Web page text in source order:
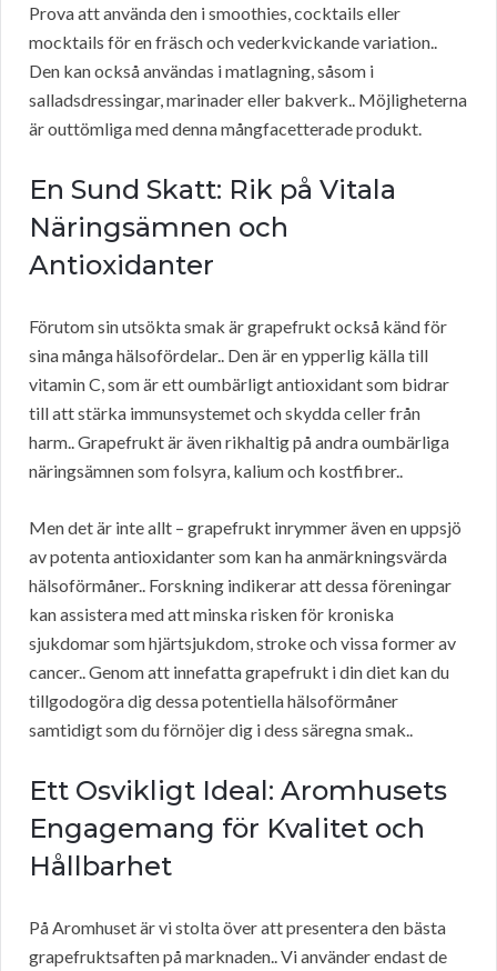
Prova att använda den i smoothies, cocktails eller
mocktails för en fräsch och vederkvickande variation..
Den kan också användas i matlagning, såsom i
salladsdressingar, marinader eller bakverk.. Möjligheterna
är outtömliga med denna mångfacetterade produkt.
En Sund Skatt: Rik på Vitala
Näringsämnen och
Antioxidanter
Förutom sin utsökta smak är grapefrukt också känd för
sina många hälsofördelar.. Den är en ypperlig källa till
vitamin C, som är ett oumbärligt antioxidant som bidrar
till att stärka immunsystemet och skydda celler från
harm.. Grapefrukt är även rikhaltig på andra oumbärliga
näringsämnen som folsyra, kalium och kostfibrer..
Men det är inte allt – grapefrukt inrymmer även en uppsjö
av potenta antioxidanter som kan ha anmärkningsvärda
hälsoförmåner.. Forskning indikerar att dessa föreningar
kan assistera med att minska risken för kroniska
sjukdomar som hjärtsjukdom, stroke och vissa former av
cancer.. Genom att innefatta grapefrukt i din diet kan du
tillgodogöra dig dessa potentiella hälsoförmåner
samtidigt som du förnöjer dig i dess säregna smak..
Ett Osvikligt Ideal: Aromhusets
Engagemang för Kvalitet och
Hållbarhet
På Aromhuset är vi stolta över att presentera den bästa
grapefruktsaften på marknaden.. Vi använder endast de